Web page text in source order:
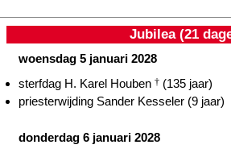
Jubilea (21
woensdag 5 januari 2028
sterfdag H. Karel Houben † (135 jaar)
priesterwijding Sander Kesseler (9 jaar)
donderdag 6 januari 2028